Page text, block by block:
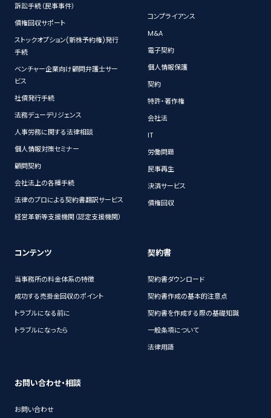
訴訟手続（民事事件）
債権回収サポート
ストックオプション(新株予約権)発行
手続
ベンチャー企業向け顧問弁護士サー
ビス
社債発行手続
法務デューデリジェンス
人事労務に関する法律相談
個人情報対策セミナー
顧問契約
会社法上の各種手続
法律のプロによる契約書翻訳サービス
経営革新等支援機関（認定支援機関）
コンプライアンス
M&A
電子契約
個人情報保護
契約
特許・著作権
会社法
IT
労働問題
民事再生
決済サービス
債権回収
コンテンツ
当事務所の料金体系の特徴
成功する売掛金回収のポイント
トラブルになる前に
トラブルになったら
契約書
契約書ダウンロード
契約書作成の基本的注意点
契約書を作成する際の基礎知識
一般条項について
法律用語
お問い合わせ・相談
お問い合わせ